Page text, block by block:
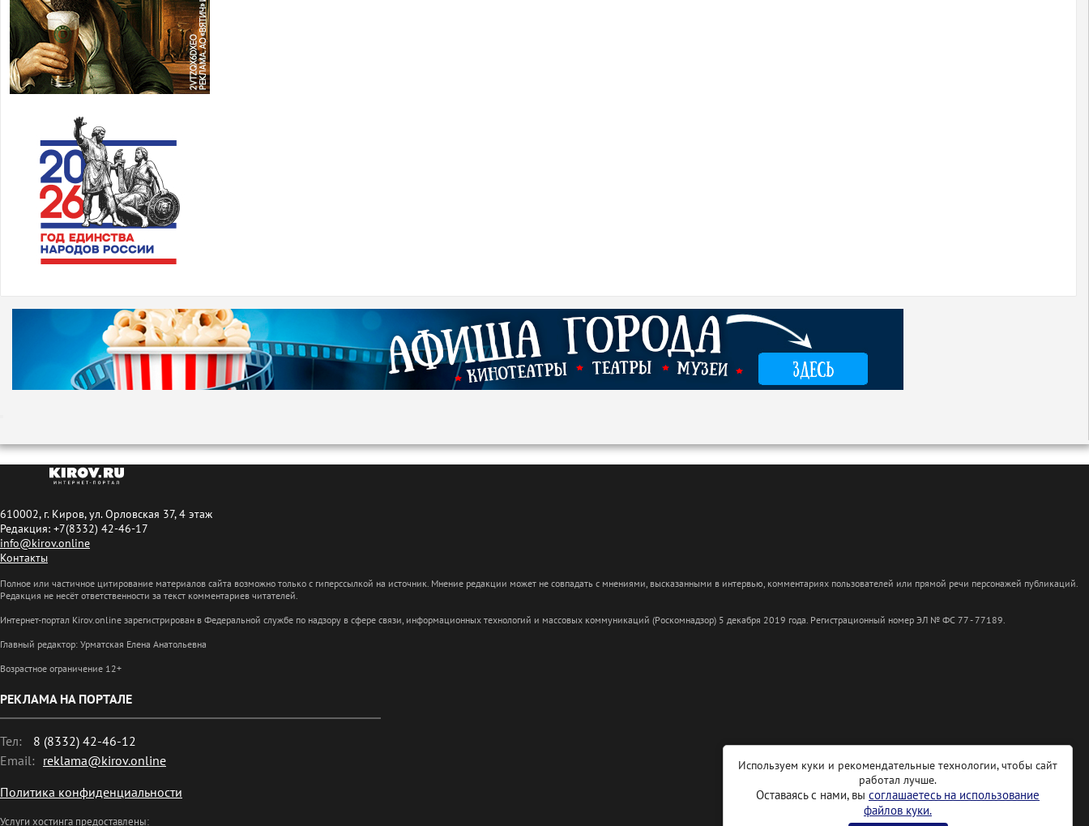
610002, г. Киров, ул. Орловская 37, 4 этаж
Редакция: +7(8332) 42-46-17
info@kirov.online
Контакты
Полное или частичное цитирование материалов сайта возможно только с гиперссылкой на источник. Мнение редакции может не совпадать с мнениями, высказанными в интервью, комментариях пользователей или прямой речи персонажей публикаций.
Редакция не несёт ответственности за текст комментариев читателей.
Интернет-портал Kirov.online зарегистрирован в Федеральной службе по надзору в сфере связи, информационных технологий и массовых коммуникаций (Роскомнадзор) 5 декабря 2019 года. Регистрационный номер ЭЛ № ФС 77 - 77189.
Главный редактор: Урматская Елена Анатольевна
Возрастное ограничение 12+
РЕКЛАМА НА ПОРТАЛЕ
Тел:
8 (8332) 42-46-12
Email: reklama@kirov.online
Политика конфиденциальности
Услуги хостинга предоставлены:
Используем куки и рекомендательные технологии, чтобы сайт
работал лучше.
Оставаясь с нами, вы соглашаетесь на использование
файлов куки.